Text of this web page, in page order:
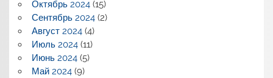
Октябрь 2024(15)
Сентябрь 2024(2)
Август 2024(4)
Июль 2024(11)
Июнь 2024(5)
Май 2024(9)